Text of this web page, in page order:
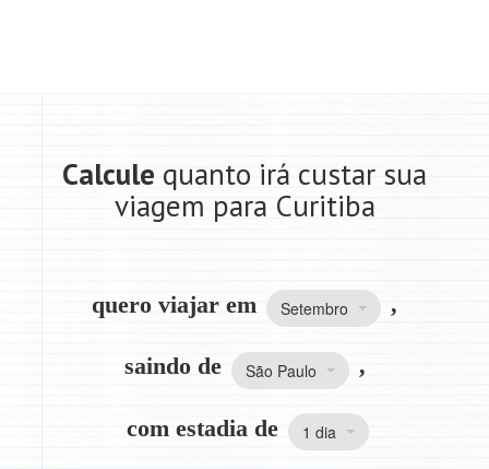
Calcule quanto irá custar sua
viagem para Curitiba
quero viajar em Setembro ,
saindo de São Paulo ,
com estadia de 1 dia